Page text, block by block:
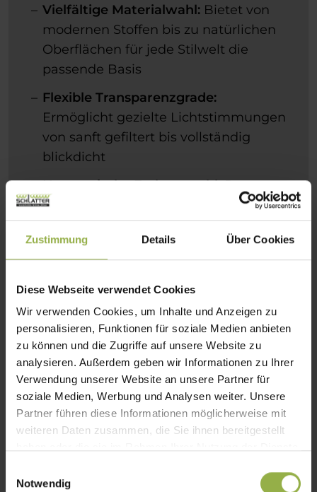
Zustimmung Details Über Cookies
Diese Webseite verwendet Cookies
Wir verwenden Cookies, um Inhalte und Anzeigen zu
personalisieren, Funktionen für soziale Medien anbieten
zu können und die Zugriffe auf unsere Website zu
analysieren. Außerdem geben wir Informationen zu Ihrer
Verwendung unserer Website an unsere Partner für
soziale Medien, Werbung und Analysen weiter. Unsere
Partner führen diese Informationen möglicherweise mit
weiteren Daten zusammen, die Sie ihnen bereitgestellt
Notwendig
Vielfältige Materialwahl: Bietet von
modernen Stoffen bis zu natürlichen
Oberflächen für jede Stilwelt die
passende Basis
Flexible Transparenzgrade:
Ermöglicht gezielte Lichtstimmungen
von sanft gefiltert bis vollständig
blickdicht
Harmonische Farbauswahl:Passt
sich mit dezenten Tönen oder
bewussten Kontrasten der
Einrichtung an
Funktion mit einer optisch
durchdachten Raumästhetik
Design mit Wirkung:Setzt
Fensterflächen bewusst in Szene und
schafft eine einladende Atmosphäre
innenliegenden Sonnenschutz?